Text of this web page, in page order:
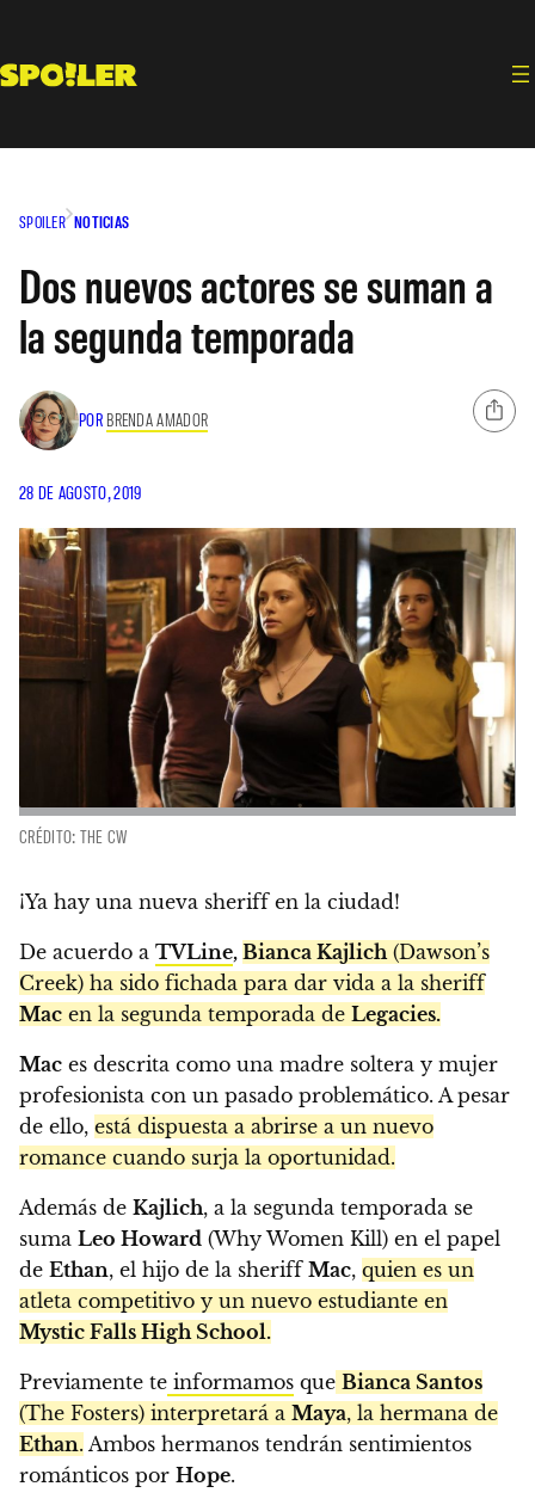
contenido
SPOILER NOTICIAS
Dos nuevos actores se suman a
la segunda temporada
POR BRENDA AMADOR
28 DE AGOSTO, 2019
CRÉDITO: THE CW
¡Ya hay una nueva sheriff en la ciudad!
De acuerdo a TVLine, Bianca Kajlich (Dawson’s
Creek) ha sido fichada para dar vida a la sheriff
Mac en la segunda temporada de Legacies.
Mac es descrita como una madre soltera y mujer
profesionista con un pasado problemático. A pesar
de ello, está dispuesta a abrirse a un nuevo
romance cuando surja la oportunidad.
Además de Kajlich, a la segunda temporada se
suma Leo Howard (Why Women Kill) en el papel
de Ethan, el hijo de la sheriff Mac, quien es un
atleta competitivo y un nuevo estudiante en
Mystic Falls High School.
Previamente te informamos que Bianca Santos
(The Fosters) interpretará a Maya, la hermana de
Ethan. Ambos hermanos tendrán sentimientos
románticos por Hope.